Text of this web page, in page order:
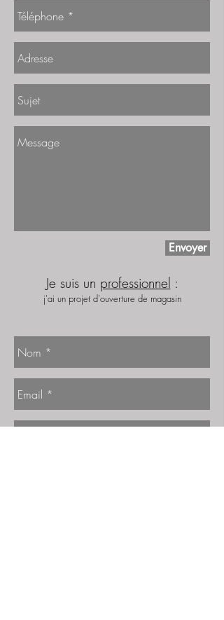
Envoyer
Je suis un professionnel :
j'ai un projet d'ouverture de magasin